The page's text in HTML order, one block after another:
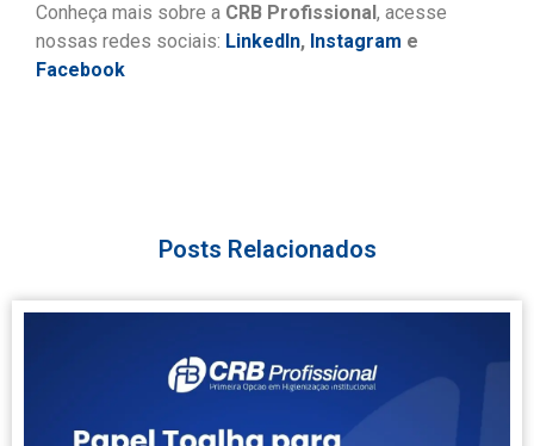
Conheça mais sobre a CRB Profissional , acesse
nossas redes sociais: LinkedIn, Instagram e
Facebook
Posts Relacionados